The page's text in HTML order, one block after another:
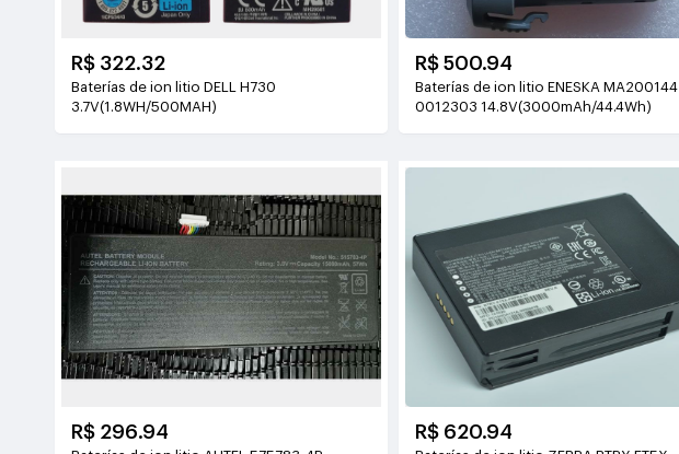
R$ 322.32
Baterías de ion litio DELL H730
3.7V(1.8WH/500MAH)
R$ 500.94
Baterías de ion litio ENESKA MA200144
0012303 14.8V(3000mAh/44.4Wh)
R$ 296.94 R$ 620.94